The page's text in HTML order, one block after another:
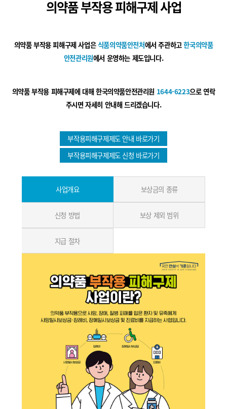
의약품 부작용 피해구제 사업
의약품 부작용 피해구제 사업은식품의약품안전처에서 주관하고한국의약품
안전관리원에서 운영하는 제도입니다.
의약품 부작용 피해구제에 대해 한국의약품안전관리원 1644-6223으로 연락
주시면 자세히 안내해 드리겠습니다.
부작용피해구제제도 안내 바로가기
부작용피해구제제도 신청 바로가기
사업개요 보상금의 종류
신청 방법 보상 제외 범위
지급 절차